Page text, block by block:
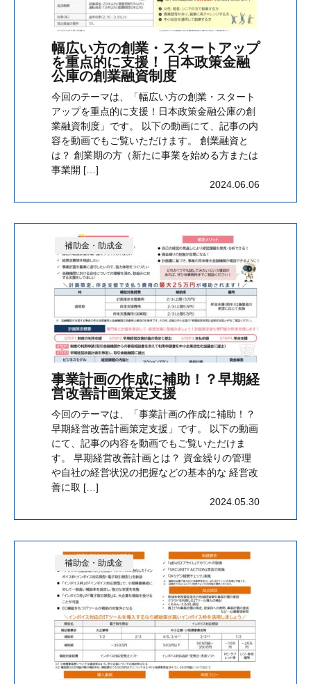
幅広い方の創業・スタートアップ
を重点的に支援！ 日本政策金融
公庫の創業融資制度
今回のテーマは、「幅広い方の創業・スタート
アップを重点的に支援！日本政策金融公庫の創
業融資制度」です。 以下の動画にて、記事の内
容を動画でもご覧いただけます。 創業融資と
は？ 創業期の方（新たに事業を始める方または
事業開 […]
2024.06.06
補助金・助成金
事業計画の作成に補助！？早期経
営改善計画策定支援
今回のテーマは、「事業計画の作成に補助！？
早期経営改善計画策定支援」です。 以下の動画
にて、記事の内容を動画でもご覧いただけま
す。 早期経営改善計画とは？ 資金繰りの管理
や自社の経営状況の把握などの基本的な 経営改
善に取 […]
2024.05.30
補助金・助成金